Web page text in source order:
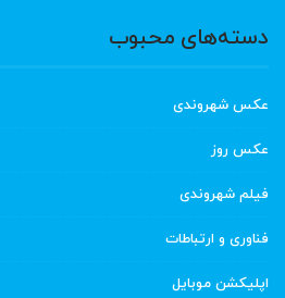
دسته‌های محبوب
عکس شهروندی
عکس روز
فیلم شهروندی
فناوری و ارتباطات
اپلیکشن موبایل